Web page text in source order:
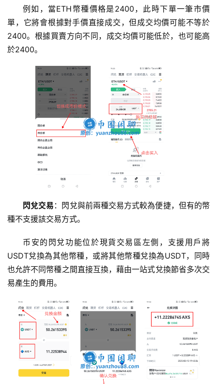
例如，當ETH幣種價格是2400，此時下單一筆市價
單，它將會根據對手價直接成交，但成交均價可能不等於
2400。根據買賣方向不同，成交均價可能低於，也可能高
於2400。
閃兌交易 ：閃兌與前兩種交易方式較為便捷，但有的幣
種不支援該交易方式。
币安的閃兌功能位於現貨交易區左側，支援用戶將
USDT兌換為其他幣種，或將其他幣種兌換為USDT，同時
也允許不同幣種之間直接互換，藉由一站式兌換節省多次交
易產生的費用。